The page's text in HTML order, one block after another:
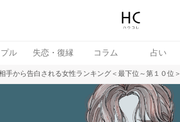
ル 失恋・復縁 コラム 占い
手から告白される女性ランキング＜最下位～第１０位＞